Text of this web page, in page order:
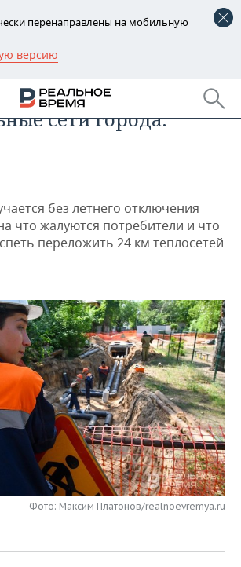
перенаправлены на мобильную
версию
ДОХОДАХ
ПФО
к сезону
сети города.
без летнего отключения
что жалуются потребители и что
переложить 24 км теплосетей
Фото: Максим Платонов/realnoevremya.ru